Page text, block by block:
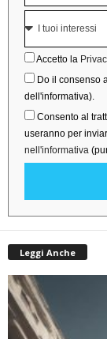
Accetto la
Do il consenso
dell'informativa).
Consento al
useranno per
nell'informativa
Leggi Anche